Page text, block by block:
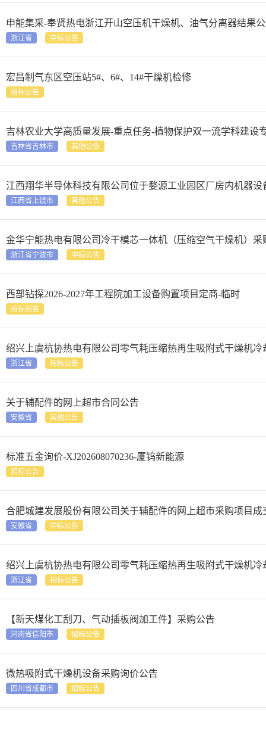
申能集采-奉贤热电浙江开山空压机干燥机、油气分离器结果
浙江省 中标公告
宏昌制气东区空压站5#、6#、14#干燥机检修
招标公告
吉林农业大学高质量发展-重点任务-植物保护双一流学科建设
吉林省吉林市 其他公告
江西翔华半导体科技有限公司位于婺源工业园区厂房内机器设
江西省上饶市 其他公告
金华宁能热电有限公司冷干模芯一体机（压缩空气干燥机）采
浙江省宁波市 中标公告
西部钻探2026-2027年工程院加工设备购置项目定商-临时
招标预告
绍兴上虞杭协热电有限公司零气耗压缩热再生吸附式干燥机冷
浙江省 招标公告
关于辅配件的网上超市合同公告
安徽省 其他公告
标准五金询价-XJ202608070236-厦钨新能源
招标公告
合肥城建发展股份有限公司关于辅配件的网上超市采购项目成
安徽省 中标公告
绍兴上虞杭协热电有限公司零气耗压缩热再生吸附式干燥机冷
浙江省 招标公告
【新天煤化工刮刀、气动插板阀加工件】采购公告
河南省信阳市 招标公告
微热吸附式干燥机设备采购询价公告
四川省成都市 招标公告